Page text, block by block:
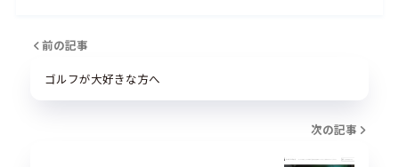
前の記事
ゴルフが大好きな方へ
次の記事